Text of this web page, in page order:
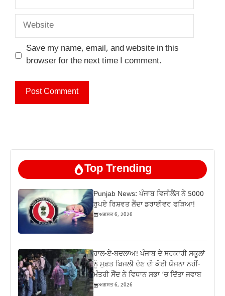
Website
Save my name, email, and website in this
browser for the next time I comment.
Top Trending
Punjab News: ਪੰਜਾਬ ਵਿਜੀਲੈਂਸ ਨੇ 5000
ਰੁਪਏ ਰਿਸ਼ਵਤ ਲੈਂਦਾ ਡਰਾਈਵਰ ਫੜਿਆ!
ਅਗਸਤ 6, 2026
ਹਾਲ-ਏ-ਬਦਲਾਅ! ਪੰਜਾਬ ਦੇ ਸਰਕਾਰੀ ਸਕੂਲਾਂ
ਨੂੰ ਮੁਫ਼ਤ ਬਿਜਲੀ ਦੇਣ ਦੀ ਕੋਈ ਯੋਜਨਾ ਨਹੀਂ-
ਮੰਤਰੀ ਸੌਂਦ ਨੇ ਵਿਧਾਨ ਸਭਾ ‘ਚ ਦਿੱਤਾ ਜਵਾਬ
ਅਗਸਤ 6, 2026